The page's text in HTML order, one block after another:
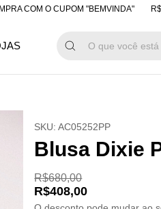
O CUPOM "BEMVINDA" R$200 OFF
SKU:AC05252PP
Blusa Dixie
R$680,00
R$408,00